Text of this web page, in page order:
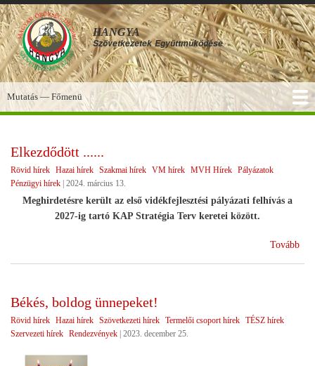
Ugrás
a
tartalomra
HANGYA
Szövetkezetek Együttműködése
Főmenü
Mutatás — Főmenü
Elkezdődött ......
Rövid hírek Hazai hírek Szakmai hírek VM hírek MVH Hírek Pályázatok
Pénzügyi hírek 2024. március 13.
Meghirdetésre került az első vidékfejlesztési pályázati felhívás a
2027-ig tartó KAP Stratégia Terv keretei között.
Tovább
Békés, boldog ünnepeket!
Rövid hírek Hazai hírek Szövetkezeti hírek Termelői csoport hírek TÉSZ hírek
Szervezeti hírek Rendezvények | 2023. december 25.